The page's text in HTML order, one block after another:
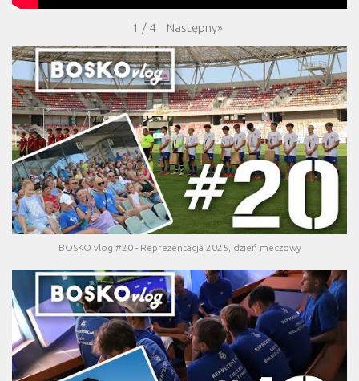
1 / 4 Następny»
BOSKO vlog #20 - Reprezentacja 2025, dzień meczowy